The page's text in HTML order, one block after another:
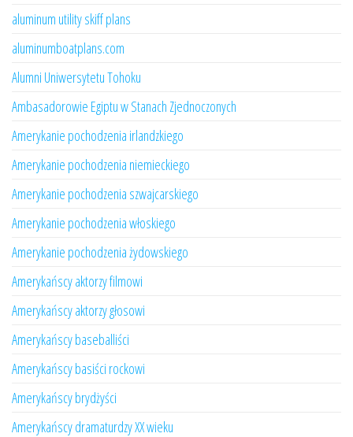
aluminum utility skiff plans
aluminumboatplans.com
Alumni Uniwersytetu Tohoku
Ambasadorowie Egiptu w Stanach Zjednoczonych
Amerykanie pochodzenia irlandzkiego
Amerykanie pochodzenia niemieckiego
Amerykanie pochodzenia szwajcarskiego
Amerykanie pochodzenia włoskiego
Amerykanie pochodzenia żydowskiego
Amerykańscy aktorzy filmowi
Amerykańscy aktorzy głosowi
Amerykańscy baseballiści
Amerykańscy basiści rockowi
Amerykańscy brydżyści
Amerykańscy dramaturdzy XX wieku